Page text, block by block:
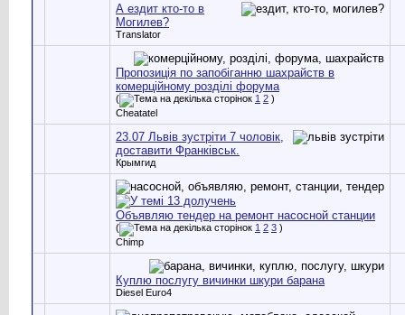
А ездит кто-то в
Могилев?
Translator
Пропозиція по запобіганню шахрайств в
комерційному розділі форума
( 1 2 )
Cheatatel
23.07 Львів зустріти 7 чоловік,
доставити Франківськ.
Крымгид
Объявляю тендер на ремонт насосной станции
( 1 2 3 )
Chimp
Куплю послугу вичинки шкури барана
Diesel Euro4